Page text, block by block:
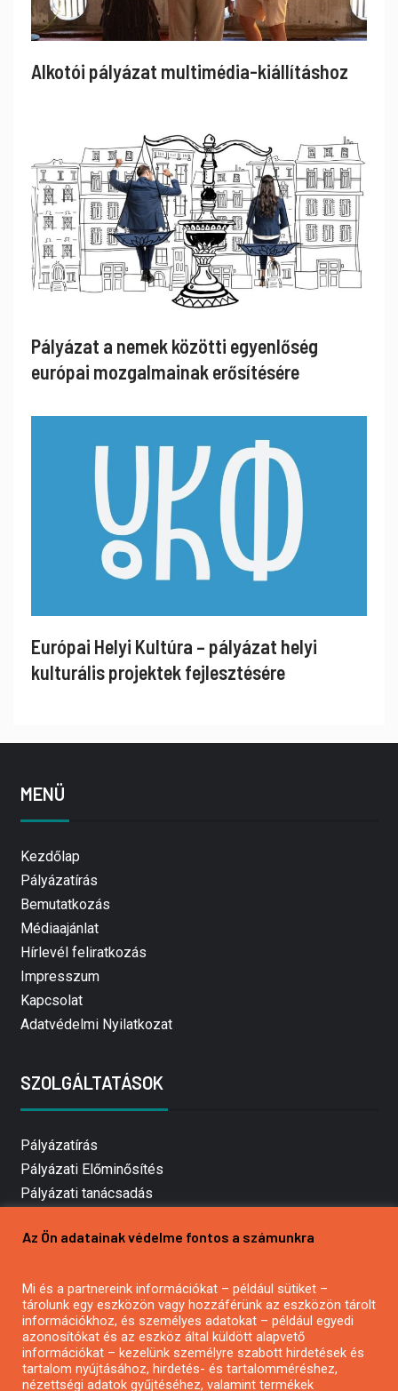
Alkotói pályázat multimédia-kiállításhoz
Pályázat a nemek közötti egyenlőség
európai mozgalmainak erősítésére
Európai Helyi Kultúra – pályázat helyi
kulturális projektek fejlesztésére
MENÜ
Kezdőlap
Pályázatírás
Bemutatkozás
Médiaajánlat
Hírlevél feliratkozás
Impresszum
Kapcsolat
Adatvédelmi Nyilatkozat
SZOLGÁLTATÁSOK
Pályázatírás
Pályázati Előminősítés
Pályázati tanácsadás
Mezőgazdasági pályázatírás
Pályázatírás civil szervezeteknek
Pályázatírás önkormányzatoknak
Pályázatfigyelés
Specifikus pályázatfigyelés vagy hírlevél
Az Ön adatainak védelme fontos a számunkra
Mi és a partnereink információkat – például sütiket –
tárolunk egy eszközön vagy hozzáférünk az eszközön tárolt
információkhoz, és személyes adatokat – például egyedi
azonosítókat és az eszköz által küldött alapvető
információkat – kezelünk személyre szabott hirdetések és
tartalom nyújtásához, hirdetés- és tartalomméréshez,
nézettségi adatok gyűjtéséhez, valamint termékek